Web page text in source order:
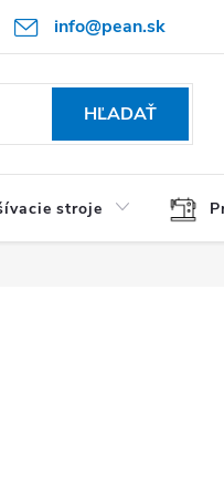
info@pean.sk
osobných údajov O nás
HĽADAŤ
stroje